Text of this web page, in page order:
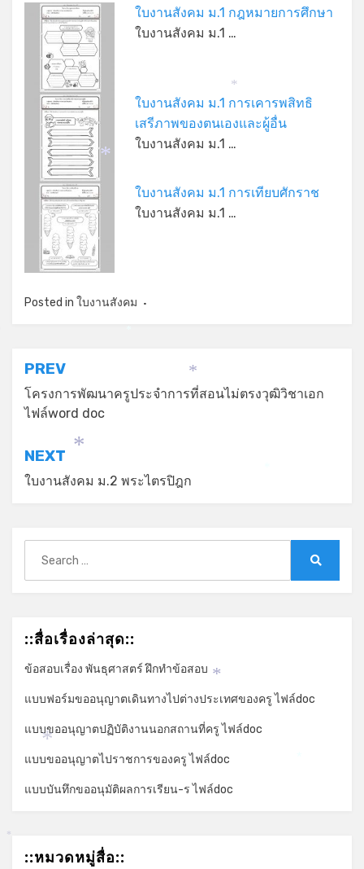
ใบงานสังคม ม.1 กฎหมายการศึกษา
ใบงานสังคม ม.1 …
ใบงานสังคม ม.1 การเคารพสิทธิ
เสรีภาพของตนเองและผู้อื่น
ใบงานสังคม ม.1 …
ใบงานสังคม ม.1 การเทียบศักราช
ใบงานสังคม ม.1 …
Posted in ใบงานสังคม
แนะแนว
เรื่อง
PREV
โครงการพัฒนาครูประจำการที่สอนไม่ตรงวุฒิวิชาเอก
ไฟล์word doc
NEXT
ใบงานสังคม ม.2 พระไตรปิฎก
for:
::สื่อเรื่องล่าสุด::
ข้อสอบเรื่อง พันธุศาสตร์ ฝึกทำข้อสอบ
แบบฟอร์มขออนุญาตเดินทางไปต่างประเทศของครู ไฟล์doc
แบบขออนุญาตปฏิบัติงานนอกสถานที่ครู ไฟล์doc
แบบขออนุญาตไปราชการของครู ไฟล์doc
แบบบันทึกขออนุมัติผลการเรียน-ร ไฟล์doc
::หมวดหมู่สื่อ::
*
*
*
*